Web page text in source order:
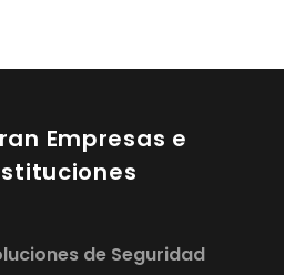
Empresas e
de Seguridad